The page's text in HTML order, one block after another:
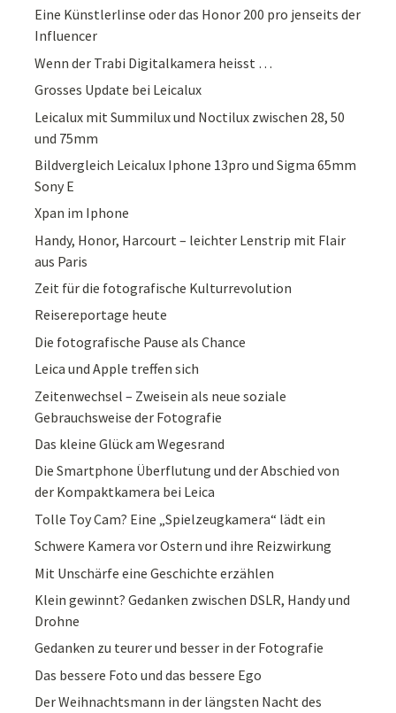
Eine Künstlerlinse oder das Honor 200 pro jenseits der
Influencer
Wenn der Trabi Digitalkamera heisst …
Grosses Update bei Leicalux
Leicalux mit Summilux und Noctilux zwischen 28, 50
und 75mm
Bildvergleich Leicalux Iphone 13pro und Sigma 65mm
Sony E
Xpan im Iphone
Handy, Honor, Harcourt – leichter Lenstrip mit Flair
aus Paris
Zeit für die fotografische Kulturrevolution
Reisereportage heute
Die fotografische Pause als Chance
Leica und Apple treffen sich
Zeitenwechsel – Zweisein als neue soziale
Gebrauchsweise der Fotografie
Das kleine Glück am Wegesrand
Die Smartphone Überflutung und der Abschied von
der Kompaktkamera bei Leica
Tolle Toy Cam? Eine „Spielzeugkamera“ lädt ein
Schwere Kamera vor Ostern und ihre Reizwirkung
Mit Unschärfe eine Geschichte erzählen
Klein gewinnt? Gedanken zwischen DSLR, Handy und
Drohne
Gedanken zu teurer und besser in der Fotografie
Das bessere Foto und das bessere Ego
Der Weihnachtsmann in der längsten Nacht des